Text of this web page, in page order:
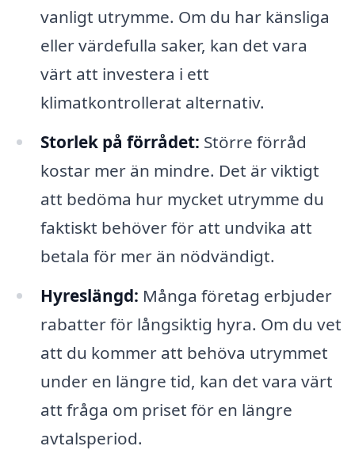
vanligt utrymme. Om du har känsliga
eller värdefulla saker, kan det vara
värt att investera i ett
klimatkontrollerat alternativ.
Storlek på förrådet: Större förråd
kostar mer än mindre. Det är viktigt
att bedöma hur mycket utrymme du
faktiskt behöver för att undvika att
betala för mer än nödvändigt.
Hyreslängd: Många företag erbjuder
rabatter för långsiktig hyra. Om du vet
att du kommer att behöva utrymmet
under en längre tid, kan det vara värt
att fråga om priset för en längre
avtalsperiod.